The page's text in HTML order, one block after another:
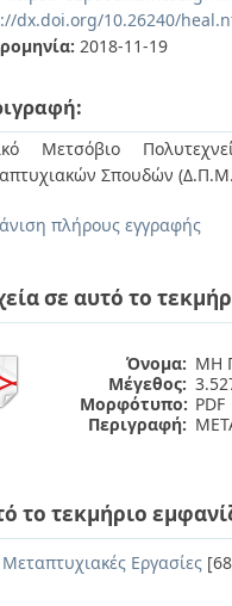
dx.doi.org/10.26240/
2018-11-19
Μετσόβιο
Σπουδών
πλήρους εγγραφής
σε αυτό το
Όνομα: ΜΗ
Μέγεθος:
Μορφότυπο: PDF
Περιγραφή:
το τεκμήριο
Μεταπτυχιακές Εργασίες